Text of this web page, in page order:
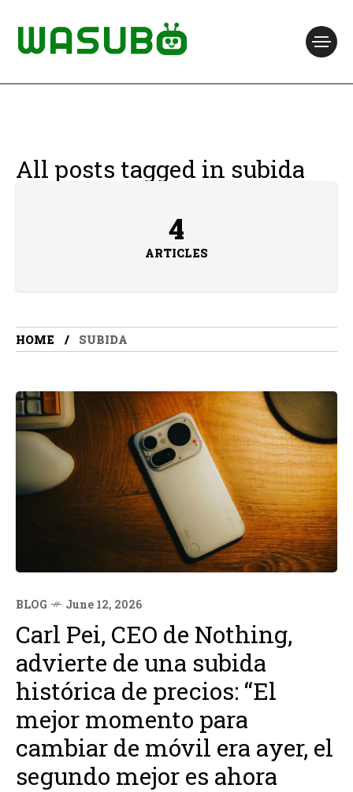
All posts tagged in subida
4
ARTICLES
HOME SUBIDA
BLOG June 12, 2026
Carl Pei, CEO de Nothing,
advierte de una subida
histórica de precios: “El
mejor momento para
cambiar de móvil era ayer, el
segundo mejor es ahora